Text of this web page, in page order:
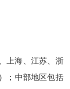
上海、江苏、浙
；中部地区包括